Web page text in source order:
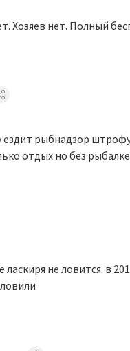
Хозяев нет. Полный
ездит рыбнадзор
отдых но без
ласкиря не ловится. в